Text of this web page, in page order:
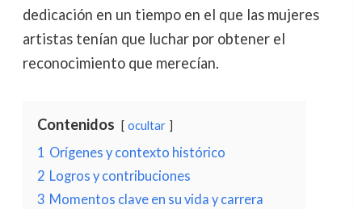
dedicación en un tiempo en el que las mujeres
artistas tenían que luchar por obtener el
reconocimiento que merecían.
Contenidos ocultar
1 Orígenes y contexto histórico
2 Logros y contribuciones
3 Momentos clave en su vida y carrera